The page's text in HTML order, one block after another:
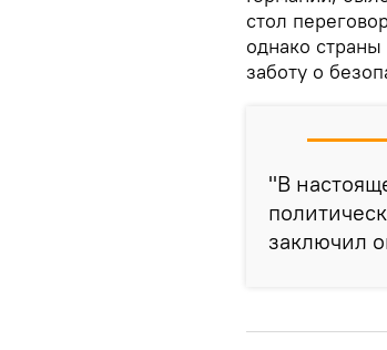
стол
однако
заботу о
"В
заключил